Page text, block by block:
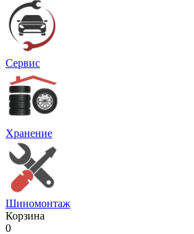
Сервис
Хранение
Шиномонтаж
Корзина
0